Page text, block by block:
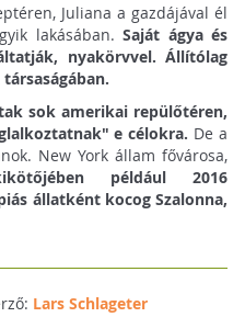
Juliana a gazdájával él
lakásában.Saját ágya és
nyakörvvel. Állítólag
sok amerikai repülőtéren,
e célokra. De a
New York állam fővárosa,
például 2016
állatként kocog Szalonna,
Lars Schlageter